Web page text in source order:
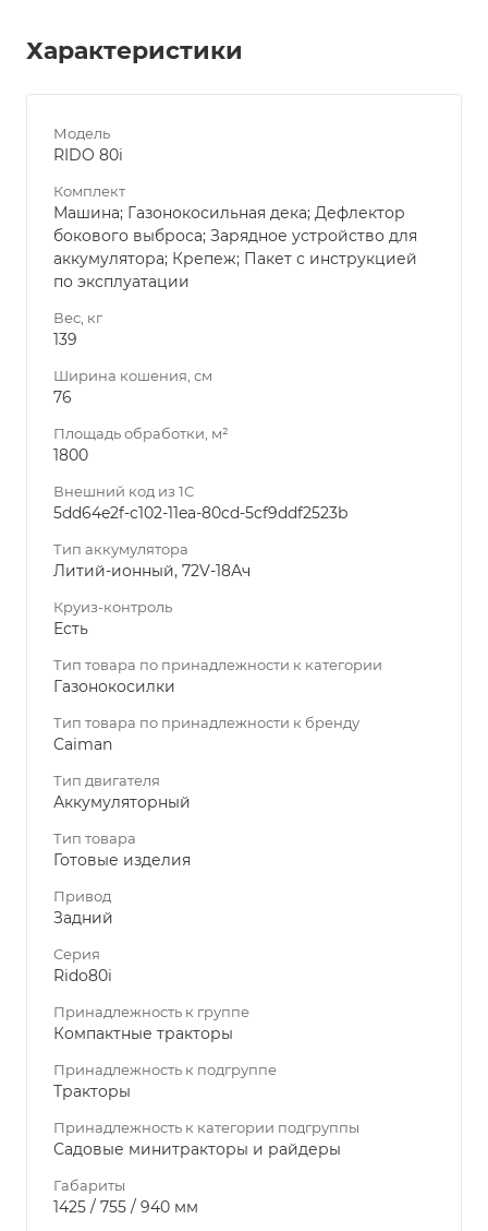
Характеристики
Модель
RIDO 80i
Комплект
Машина; Газонокосильная дека; Дефлектор
бокового выброса; Зарядное устройство для
аккумулятора; Крепеж; Пакет с инструкцией
по эксплуатации
Вес, кг
139
Ширина кошения, см
76
Площадь обработки, м²
1800
Внешний код из 1С
5dd64e2f-c102-11ea-80cd-5cf9ddf2523b
Тип аккумулятора
Литий-ионный, 72V-18Ач
Круиз-контроль
Есть
Тип товара по принадлежности к категории
Газонокосилки
Тип товара по принадлежности к бренду
Caiman
Тип двигателя
Аккумуляторный
Тип товара
Готовые изделия
Привод
Задний
Серия
Rido80i
Принадлежность к группе
Компактные тракторы
Принадлежность к подгруппе
Тракторы
Принадлежность к категории подгруппы
Садовые минитракторы и райдеры
Габариты
1425 / 755 / 940 мм